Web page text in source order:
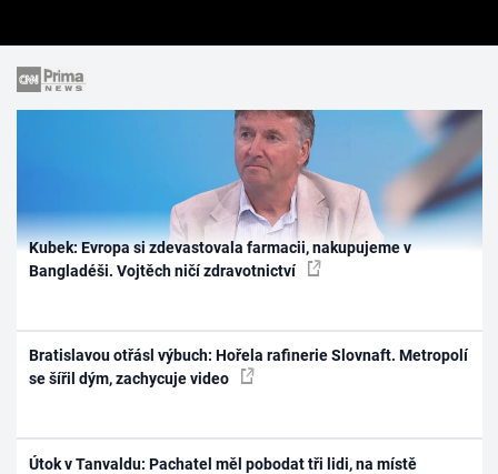
Kubek: Evropa si zdevastovala farmacii, nakupujeme v
Bangladéši. Vojtěch ničí zdravotnictví
Bratislavou otřásl výbuch: Hořela rafinerie Slovnaft. Metropolí
se šířil dým, zachycuje video
Útok v Tanvaldu: Pachatel měl pobodat tři lidi, na místě